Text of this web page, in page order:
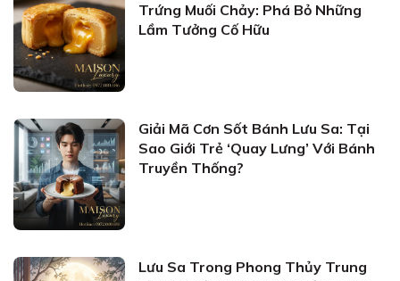
Trứng Muối Chảy: Phá Bỏ Những
Lầm Tưởng Cố Hữu
Giải Mã Cơn Sốt Bánh Lưu Sa: Tại
Sao Giới Trẻ ‘Quay Lưng’ Với Bánh
Truyền Thống?
Lưu Sa Trong Phong Thủy Trung